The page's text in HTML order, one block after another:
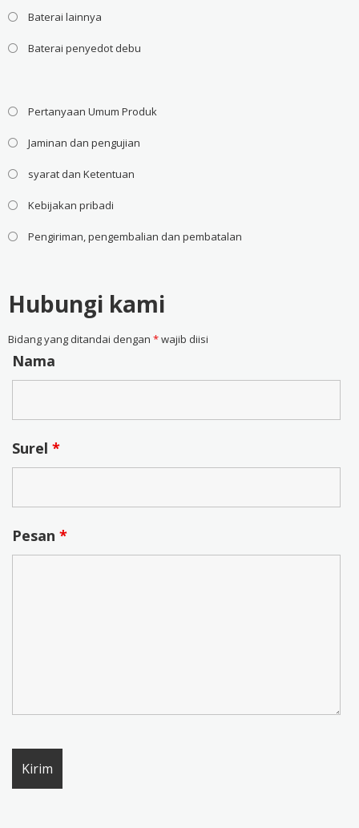
Baterai lainnya
Baterai penyedot debu
Pertanyaan Umum Produk
Jaminan dan pengujian
syarat dan Ketentuan
Kebijakan pribadi
Pengiriman, pengembalian dan pembatalan
Hubungi kami
Bidang yang ditandai dengan *wajib diisi
Nama
Surel *
Pesan *